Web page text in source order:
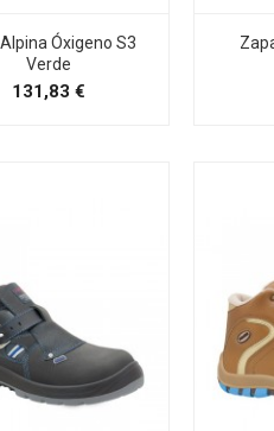
Óxigeno S3
Verde
131,83 €Precio